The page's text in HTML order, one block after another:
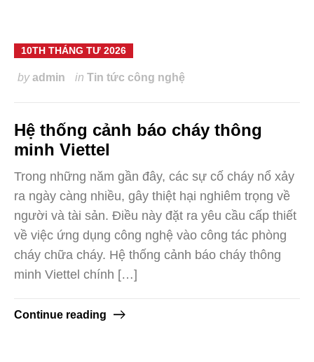
10TH THÁNG TƯ 2026
byadmin in Tin tức công nghệ
Hệ thống cảnh báo cháy thông
minh Viettel
Trong những năm gần đây, các sự cố cháy nổ xảy
ra ngày càng nhiều, gây thiệt hại nghiêm trọng về
người và tài sản. Điều này đặt ra yêu cầu cấp thiết
về việc ứng dụng công nghệ vào công tác phòng
cháy chữa cháy. Hệ thống cảnh báo cháy thông
minh Viettel chính […]
Continue reading